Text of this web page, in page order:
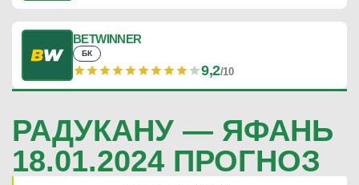
BETWINNER
БК
9,2/10
РАДУКАНУ — ЯФАНЬ
18.01.2024 ПРОГНОЗ